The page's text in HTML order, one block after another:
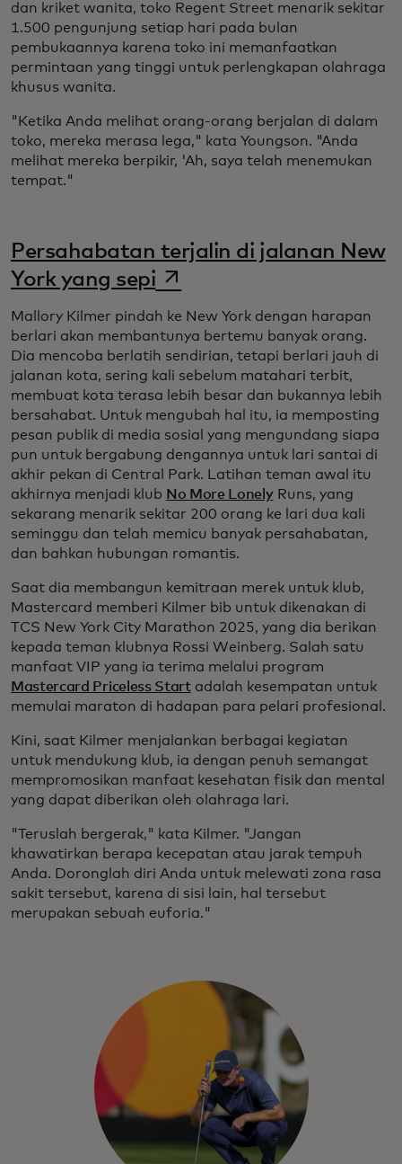
dan kriket wanita, toko Regent Street menarik sekitar
1.500 pengunjung setiap hari pada bulan
pembukaannya karena toko ini memanfaatkan
permintaan yang tinggi untuk perlengkapan olahraga
khusus wanita.
"Ketika Anda melihat orang-orang berjalan di dalam
toko, mereka merasa lega," kata Youngson. "Anda
melihat mereka berpikir, 'Ah, saya telah menemukan
tempat."
Persahabatan terjalin di jalanan New
York yang sepiopens in a new tab
Mallory Kilmer pindah ke New York dengan harapan
berlari akan membantunya bertemu banyak orang.
Dia mencoba berlatih sendirian, tetapi berlari jauh di
jalanan kota, sering kali sebelum matahari terbit,
membuat kota terasa lebih besar dan bukannya lebih
bersahabat. Untuk mengubah hal itu, ia memposting
pesan publik di media sosial yang mengundang siapa
pun untuk bergabung dengannya untuk lari santai di
akhir pekan di Central Park. Latihan teman awal itu
akhirnya menjadi klub No More LonelyRuns, yang
sekarang menarik sekitar 200 orang ke lari dua kali
seminggu dan telah memicu banyak persahabatan,
dan bahkan hubungan romantis.
Saat dia membangun kemitraan merek untuk klub,
Mastercard memberi Kilmer bib untuk dikenakan di
TCS New York City Marathon 2025, yang dia berikan
kepada teman klubnya Rossi Weinberg. Salah satu
manfaat VIP yang ia terima melalui program
Mastercard Priceless Startadalah kesempatan untuk
memulai maraton di hadapan para pelari profesional.
Kini, saat Kilmer menjalankan berbagai kegiatan
untuk mendukung klub, ia dengan penuh semangat
mempromosikan manfaat kesehatan fisik dan mental
yang dapat diberikan oleh olahraga lari.
"Teruslah bergerak," kata Kilmer. "Jangan
khawatirkan berapa kecepatan atau jarak tempuh
Anda. Doronglah diri Anda untuk melewati zona rasa
sakit tersebut, karena di sisi lain, hal tersebut
merupakan sebuah euforia."